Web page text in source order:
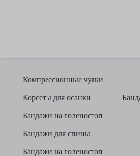
Компрессионные чулки
Корсеты для осанки
Бандажи на голеностоп
Бандажи для спины
Бандажи на голеностоп